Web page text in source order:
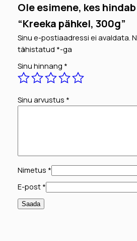
l
,
0
0
g
k
g
Ole esimene, kes
“Kreeka pähkel, 300g”
Sinu e-postiaadressi ei avaldata.
tähistatud *-ga
Sinu hinnang *
Sinu arvustus *
Nimetus *
E-post *